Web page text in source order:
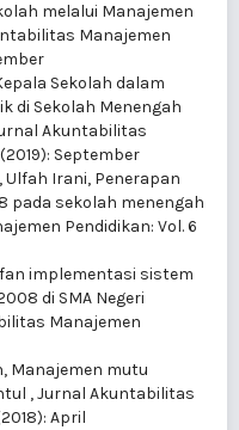
melalui Manajemen
Manajemen
Sekolah dalam
di Sekolah Menengah
Akuntabilitas
September
Ulfah Irani, Penerapan
pada sekolah menengah
Pendidikan: Vol. 6
implementasi sistem
di SMA Negeri
Manajemen
Manajemen mutu
,Jurnal Akuntabilitas
April